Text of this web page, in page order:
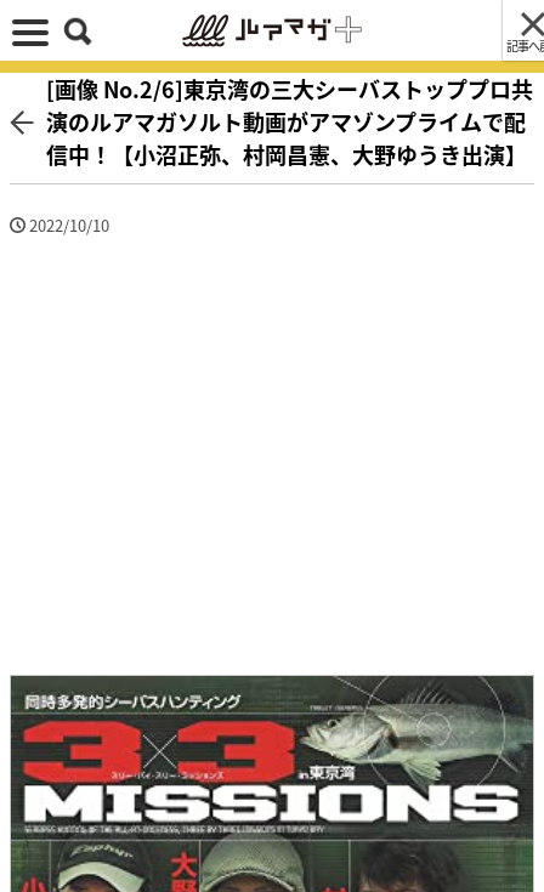
記事へ
[画像 No.2/6]東京湾の三大シーバストッププロ共
演のルアマガソルト動画がアマゾンプライムで配
信中！【小沼正弥、村岡昌憲、大野ゆうき出演】
2022/10/10